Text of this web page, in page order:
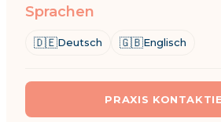
Sprachen
🇩🇪Deutsch 🇬🇧Englisch
PRAXIS